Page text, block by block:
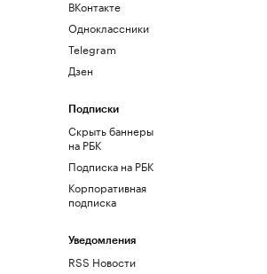
ВКонтакте
Одноклассники
Telegram
Дзен
Подписки
Скрыть баннеры
на РБК
Подписка на РБК
Корпоративная
подписка
Уведомления
RSS Новости